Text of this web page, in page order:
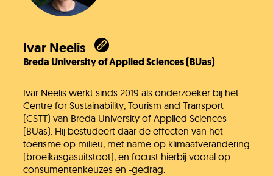
Ivar Neelis
Breda University of Applied Sciences (BUas)
Ivar Neelis werkt sinds 2019 als onderzoeker bij het
Centre for Sustainability, Tourism and Transport
(CSTT) van Breda University of Applied Sciences
(BUas). Hij bestudeert daar de effecten van het
toerisme op milieu, met name op klimaatverandering
(broeikasgasuitstoot), en focust hierbij vooral op
consumentenkeuzes en -gedrag.